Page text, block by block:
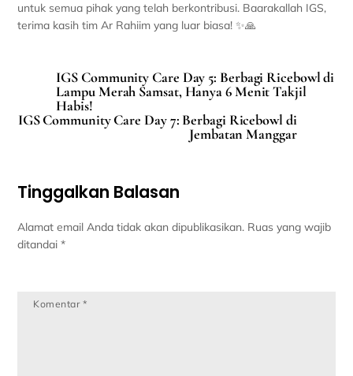
untuk semua pihak yang telah berkontribusi. Baarakallah IGS,
terima kasih tim Ar Rahiim yang luar biasa! ✨🙏
IGS Community Care Day 5: Berbagi Ricebowl di
Lampu Merah Samsat, Hanya 6 Menit Takjil
Habis!
IGS Community Care Day 7: Berbagi Ricebowl di
Jembatan Manggar
Tinggalkan Balasan
Alamat email Anda tidak akan dipublikasikan. Ruas yang wajib
ditandai*
Komentar *